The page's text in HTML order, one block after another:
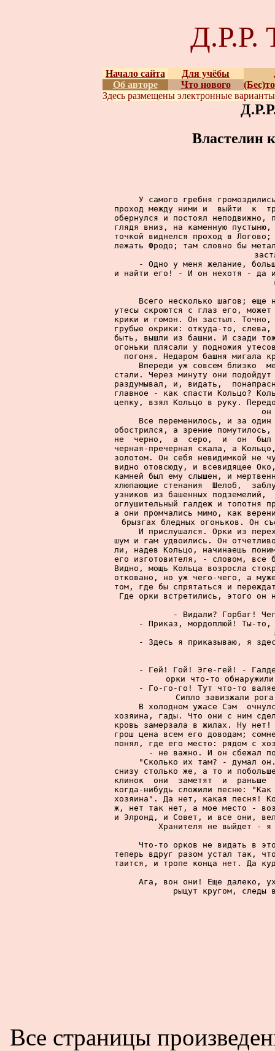
Начало сайта Для учёбы
Об авторе
Что нового
Здесь размещены электронные
Властелин
У самого гребня
проход между ними и  выйти  к
обернулся и постоял неподвижно,
глядя вниз, на каменную
точкой виднелся проход в
лежать Фродо; там словно бы
- Одно у меня желание,
и найти его! - И он нехотя - да и
Всего несколько шагов; еще
утесы скроются с глаз его,
крики и гомон. Он застыл.
грубые окрики: откуда-то,
быть, вышли из башни. И сзади
огоньки плясали у подножия
погоня. Недаром башня мигала
Впереди уж совсем близко
стали. Через минуту они
раздумывал, и, видать,
главное - как спасти Кольцо?
цепку, взял Кольцо в руку.
он
Все переменилось, и за
обострился, а зрение
не  черно,  а  серо,  и  он  был
черная-пречерная скала, а
золотом. Он себя невидимкой не
видно отовсюду, и всевидящее
камней был ему слышен, и
хлюпающие стенания  Шелоб,
узников из башенных
оглушительный галдеж и топотня
а они промчались мимо, как
брызгах бледных огоньков. Он
И прислушался. Орки из
шум и гам удвоились. Он
ли, надев Кольцо, начинаешь
его изготовителя, - словом, все
Видно, мощь Кольца возросла
отковано, но уж чего-чего, а
том, где бы спрятаться и
Где орки встретились, этого
- Видали? Горбаг!
- Приказ, мордоплюй! Ты-
- Здесь я приказываю, я
- Гей! Гой! Эге-гей! -
орки что-то
- Го-го-го! Тут что-то
Сипло завизжали
В холодном ужасе Сэм
хозяина, гады. Что они с ним
кровь замерзала в жилах. Ну
грош цена всем его доводам;
понял, где его место: рядом с
- не важно. И он сбежал
"Сколько их там? - думал
снизу столько же, а то и
клинок  они  заметят  и
когда-нибудь сложили песню:
хозяина". Да нет, какая песня!
ж, нет так нет, а мое место -
и Элронд, и Совет, и все они,
Хранителя не выйдет - я
Что-то орков не видать в
теперь вдруг разом устал так,
таится, и тропе конца нет. Да
Ага, вон они! Еще далеко,
рыщут кругом, следы
Все страницы